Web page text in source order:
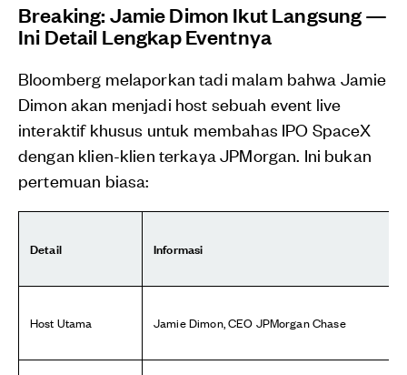
Breaking: Jamie Dimon Ikut Langsung —
Ini Detail Lengkap Eventnya
Bloomberg melaporkan tadi malam bahwa Jamie
Dimon akan menjadi host sebuah event live
interaktif khusus untuk membahas IPO SpaceX
dengan klien-klien terkaya JPMorgan. Ini bukan
pertemuan biasa:
Detail Informasi
Host Utama Jamie Dimon, CEO JPMorgan Chase